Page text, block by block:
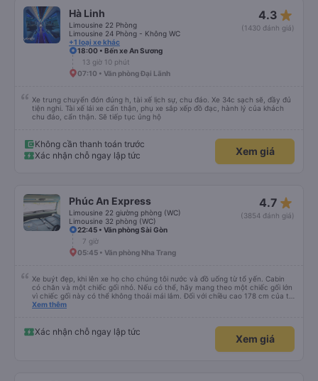
Hà Linh
Limousine 22 Phòng
Limousine 24 Phòng - Không WC
+1 loại xe khác
4.3 star_rate
(1430 đánh giá)
18:00 • Bến xe An Sương
13 giờ 10 phút
07:10 • Văn phòng Đại Lãnh
Xe trung chuyển đón đúng h, tài xế lịch sự, chu đáo. Xe 34c sạch sẽ, đầy đủ
tiện nghi. Tài xế lái xe cẩn thận, phụ xe sắp xếp đồ đạc, hành lý của khách
chu đáo, cẩn thận. Sẽ tiếp tục ủng hộ
Không cần thanh toán trước
Xác nhận chỗ ngay lập tức
Xem giá
Phúc An Express
Limousine 22 giường phòng (WC)
Limousine 32 phòng (WC)
4.7 star_rate
(3854 đánh giá)
22:45 • Văn phòng Sài Gòn
7 giờ
05:45 • Văn phòng Nha Trang
Xe buýt đẹp, khi lên xe họ cho chúng tôi nước và đồ uống từ tổ yến. Cabin
có chăn và một chiếc gối nhỏ. Nếu có thể, hãy mang theo một chiếc gối lớn
vì chiếc gối này có thể không thoải mái lắm. Đối với chiều cao 178 cm của tôi
thì không có đủ không gian về chiều dài. Tôi chọn khởi hành từ văn phòng ở
chúng tôi đến nơi sớm hơn một giờ so với thời gian quy định
Xem thêm
Xác nhận chỗ ngay lập tức
Xem giá